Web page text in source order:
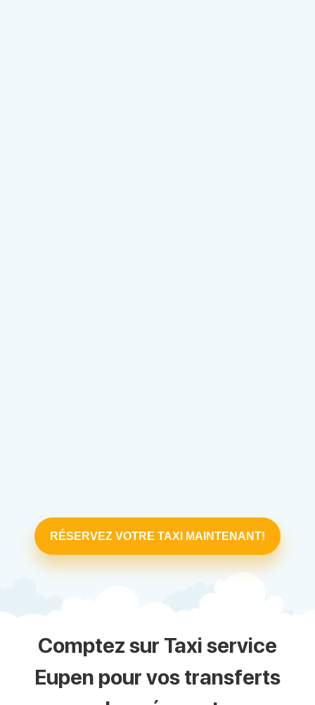
RÉSERVEZ VOTRE TAXI MAINTENANT!
Comptez sur Taxi service
Eupen pour vos transferts